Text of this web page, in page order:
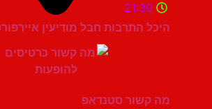
היכל התרבות חבל מודיעין איירפורט סיטי
21:30
מה קשור סטנדאפ